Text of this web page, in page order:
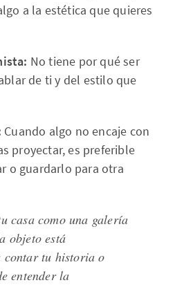
a la estética que quieres
No tiene por qué ser
de ti y del estilo que
Cuando algo no encaje con
proyectar, es preferible
o guardarlo para otra
casa como una galería
objeto está
contar tu historia o
entender la